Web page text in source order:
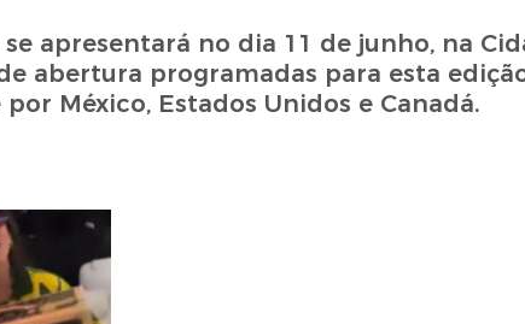
apresentará no dia 11 de junho, na
abertura programadas para esta
México, Estados Unidos e Canadá.